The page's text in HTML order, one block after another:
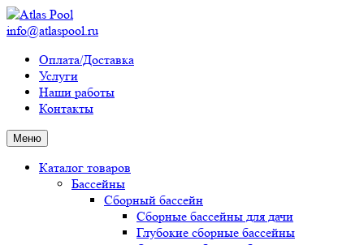
info@atlaspool.ru
Оплата/Доставка
Услуги
Наши работы
Контакты
Меню
Каталог товаров
Бассейны
Сборный бассейн
Сборные бассейны для дачи
Глубокие сборные бассейны